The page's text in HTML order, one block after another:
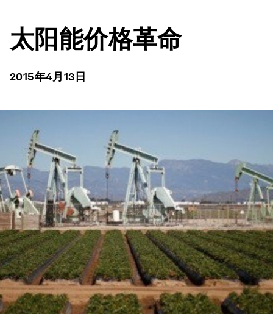
太阳能价格革命
2015年4月13日